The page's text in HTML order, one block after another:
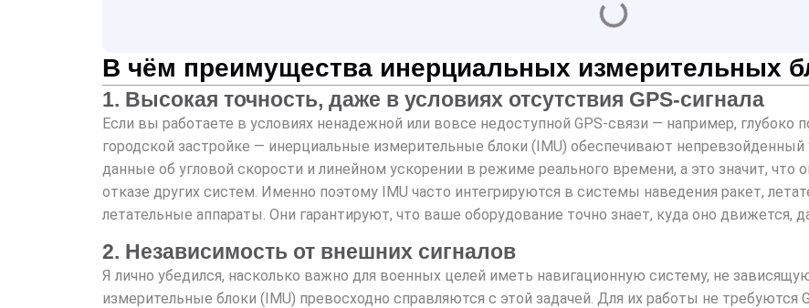
В чём преимущества инерциальных измерительных
1. Высокая точность, даже в условиях отсутствия GPS-сигнала
Если вы работаете в условиях ненадежной или вовсе недоступной GPS-связи — например, глубоко
городской застройке — инерциальные измерительные блоки (IMU) обеспечивают
данные об угловой скорости и линейном ускорении в режиме реального времени, а это значит, что
отказе других систем. Именно поэтому IMU часто интегрируются в системы наведения ракет,
летательные аппараты. Они гарантируют, что ваше оборудование точно знает, куда оно движется,
2. Независимость от внешних сигналов
Я лично убедился, насколько важно для военных целей иметь навигационную систему, не
измерительные блоки (IMU) превосходно справляются с этой задачей. Для их работы не требуются